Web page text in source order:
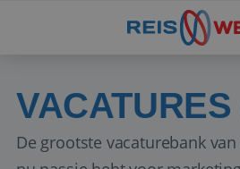
VACATURES
De grootste vacaturebank